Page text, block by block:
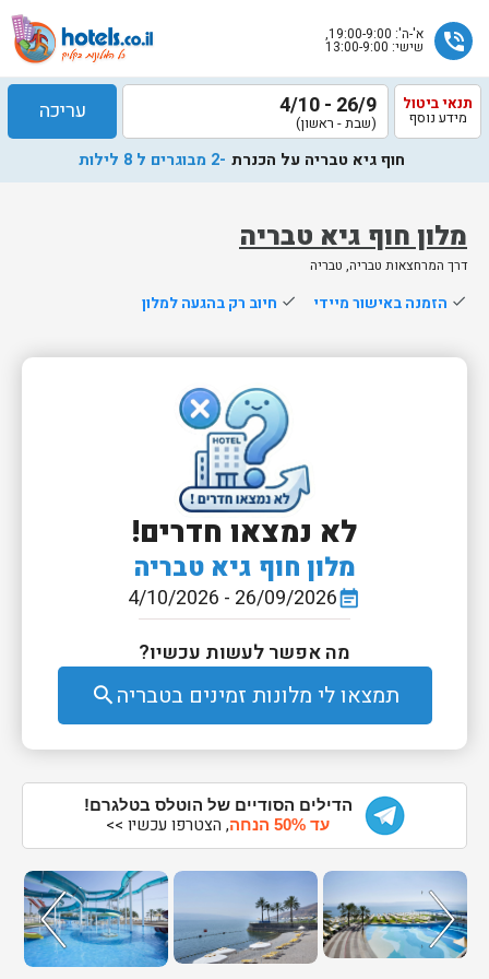
phone_in_talk א'-ה': 19:00-9:00,
שישי: 13:00-9:00
מלון חוף גיא טבריה
דרך המרחצאות טבריה, טבריה
תנאי ביטול
מידע נוסף 26/9 - 4/10
(שבת - ראשון) עריכה
חוף גיא טבריה על הכנרת -2 מבוגרים ל 8 לילות
done הזמנה באישור מיידי done חיוב רק בהגעה למלון
לא נמצאו חדרים!
מלון חוף גיא טבריה
event_note
26/09/2026 - 4/10/2026
מה אפשר לעשות עכשיו?
תמצאו לי מלונות זמינים בטבריה search
הדילים הסודיים של הוטלס בטלגרם!
עד 50% הנחה
, הצטרפו עכשיו >>
שלח